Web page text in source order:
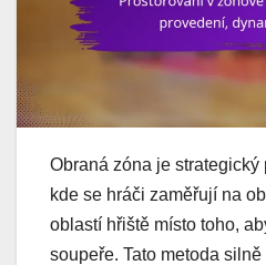
Obraná zóna je strategický
kde se hráči zaměřují na
oblastí hřiště místo toho,
soupeře. Tato metoda